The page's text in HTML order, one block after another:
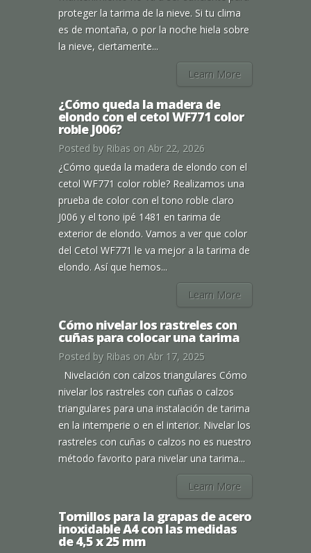
proteger la tarima de la nieve. Si tu clima
es de montaña, o por la noche hiela sobre
la nieve, ciertamente...
Learn More
¿Cómo queda la madera de
elondo con el cetol WF771 color
roble J006?
Posted by Ribas on Abr 22, 2026
¿Cómo queda la madera de elondo con el
cetol WF771 color roble? Realizamos una
prueba de color con el tono roble claro
J006 y el tono ipé 1481 en tarima de
exterior de elondo. Vamos a ver que color
del Cetol WF771 le va mejor a la tarima de
elondo. Así que hemos...
Learn More
Cómo nivelar los rastreles con
cuñas para colocar una tarima
Posted by Ribas on Abr 17, 2025
Nivelación con calzos triangulares Cómo
nivelar los rastreles con cuñas o calzos
triangulares para una instalación de tarima
en la intemperie o en el interior. Nivelar los
rastreles con cuñas o calzos no es nuestro
método favorito para nivelar una tarima...
Learn More
Tornillos para la grapas de acero
inoxidable A4 con las medidas
de 4,5 x 25 mm